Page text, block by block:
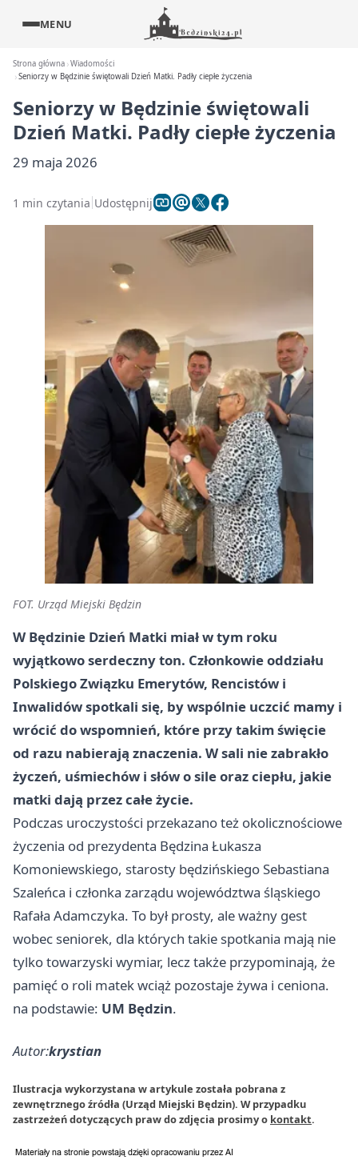
MENU
Strona główna Wiadomości
Seniorzy w Będzinie świętowali Dzień Matki. Padły ciepłe życzenia
Seniorzy w Będzinie świętowali
Dzień Matki. Padły ciepłe życzenia
29 maja 2026
1 min czytania Udostępnij
FOT. Urząd Miejski Będzin
W Będzinie Dzień Matki miał w tym roku
wyjątkowo serdeczny ton. Członkowie oddziału
Polskiego Związku Emerytów, Rencistów i
Inwalidów spotkali się, by wspólnie uczcić mamy i
wrócić do wspomnień, które przy takim święcie
od razu nabierają znaczenia. W sali nie zabrakło
życzeń, uśmiechów i słów o sile oraz ciepłu, jakie
matki dają przez całe życie.
Podczas uroczystości przekazano też okolicznościowe
życzenia od prezydenta Będzina Łukasza
Komoniewskiego, starosty będzińskiego Sebastiana
Szaleńca i członka zarządu województwa śląskiego
Rafała Adamczyka. To był prosty, ale ważny gest
wobec seniorek, dla których takie spotkania mają nie
tylko towarzyski wymiar, lecz także przypominają, że
pamięć o roli matek wciąż pozostaje żywa i ceniona.
na podstawie: UM Będzin.
Autor:krystian
Ilustracja wykorzystana w artykule została pobrana z
zewnętrznego źródła (Urząd Miejski Będzin). W przypadku
zastrzeżeń dotyczących praw do zdjęcia prosimy o kontakt.